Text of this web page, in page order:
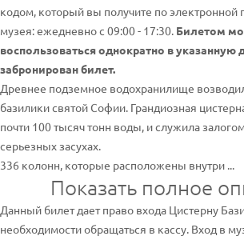
кодом, который вы получите по электронной
музея: ежедневно с 09:00 - 17:30. Билетом
воспользоваться однократно в указанную
забронирован билет.
Древнее подземное водохранилище
базилики святой Софии. Грандиозная
почти 100 тысяч тонн воды, и служила
серьезных засухах.
336 колонн, которые расположены внутри ...
Показать полное
Данный билет дает право входа Цистерну
необходимости обращаться в кассу. Вход в